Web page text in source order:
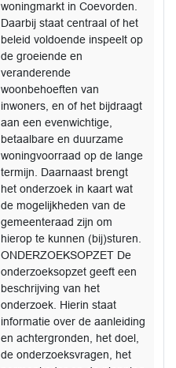
woningmarkt in Coevorden.
Daarbij staat centraal of het
beleid voldoende inspeelt op
de groeiende en
veranderende
woonbehoeften van
inwoners, en of het bijdraagt
aan een evenwichtige,
betaalbare en duurzame
woningvoorraad op de lange
termijn. Daarnaast brengt
het onderzoek in kaart wat
de mogelijkheden van de
gemeenteraad zijn om
hierop te kunnen (bij)sturen.
ONDERZOEKSOPZET De
onderzoeksopzet geeft een
beschrijving van het
onderzoek. Hierin staat
informatie over de aanleiding
en achtergronden, het doel,
de onderzoeksvragen, het